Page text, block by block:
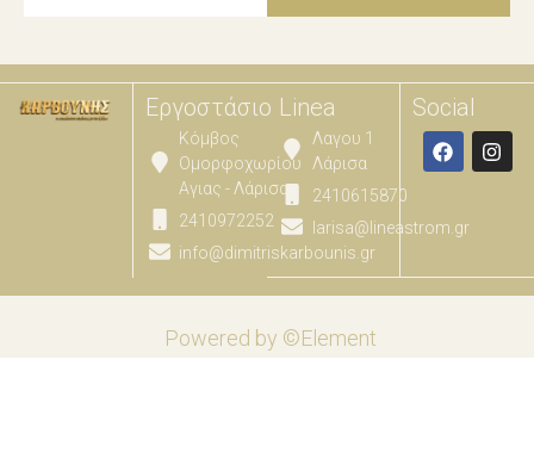
Εργοστάσιο
Κόμβος
Ομορφοχωρίου
Αγιας - Λάρισας
2410972252
info@dimitriskarbounis.gr
Linea
Λαγου 1
Λάρισα
2410615870
larisa@lineastrom.gr
Social
Powered by ©Element